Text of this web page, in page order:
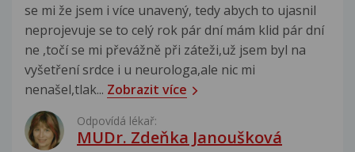
se mi že jsem i více unavený, tedy abych to ujasnil
neprojevuje se to celý rok pár dní mám klid pár dní
ne ,točí se mi převážně při záteži,už jsem byl na
vyšetření srdce i u neurologa,ale nic mi
nenašel,tlak... Zobrazit více
Odpovídá lékař:
MUDr. Zdeňka Janoušková